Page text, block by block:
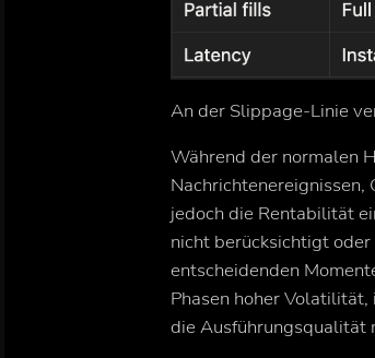
An der Slippage-Linie
Während der normalen
jedoch die Rentabilität
nicht berücksichtigt
entscheidenden
Phasen hoher
die Ausführungsqualität